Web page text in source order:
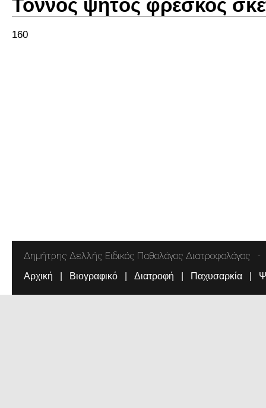
Τόννος ψητός φρέσκος
160
Δημήτρης Δελλής Ειδικός Παθολόγος Διατροφολόγος
Αρχική Βιογραφικό Διατροφή Παχυσαρκία